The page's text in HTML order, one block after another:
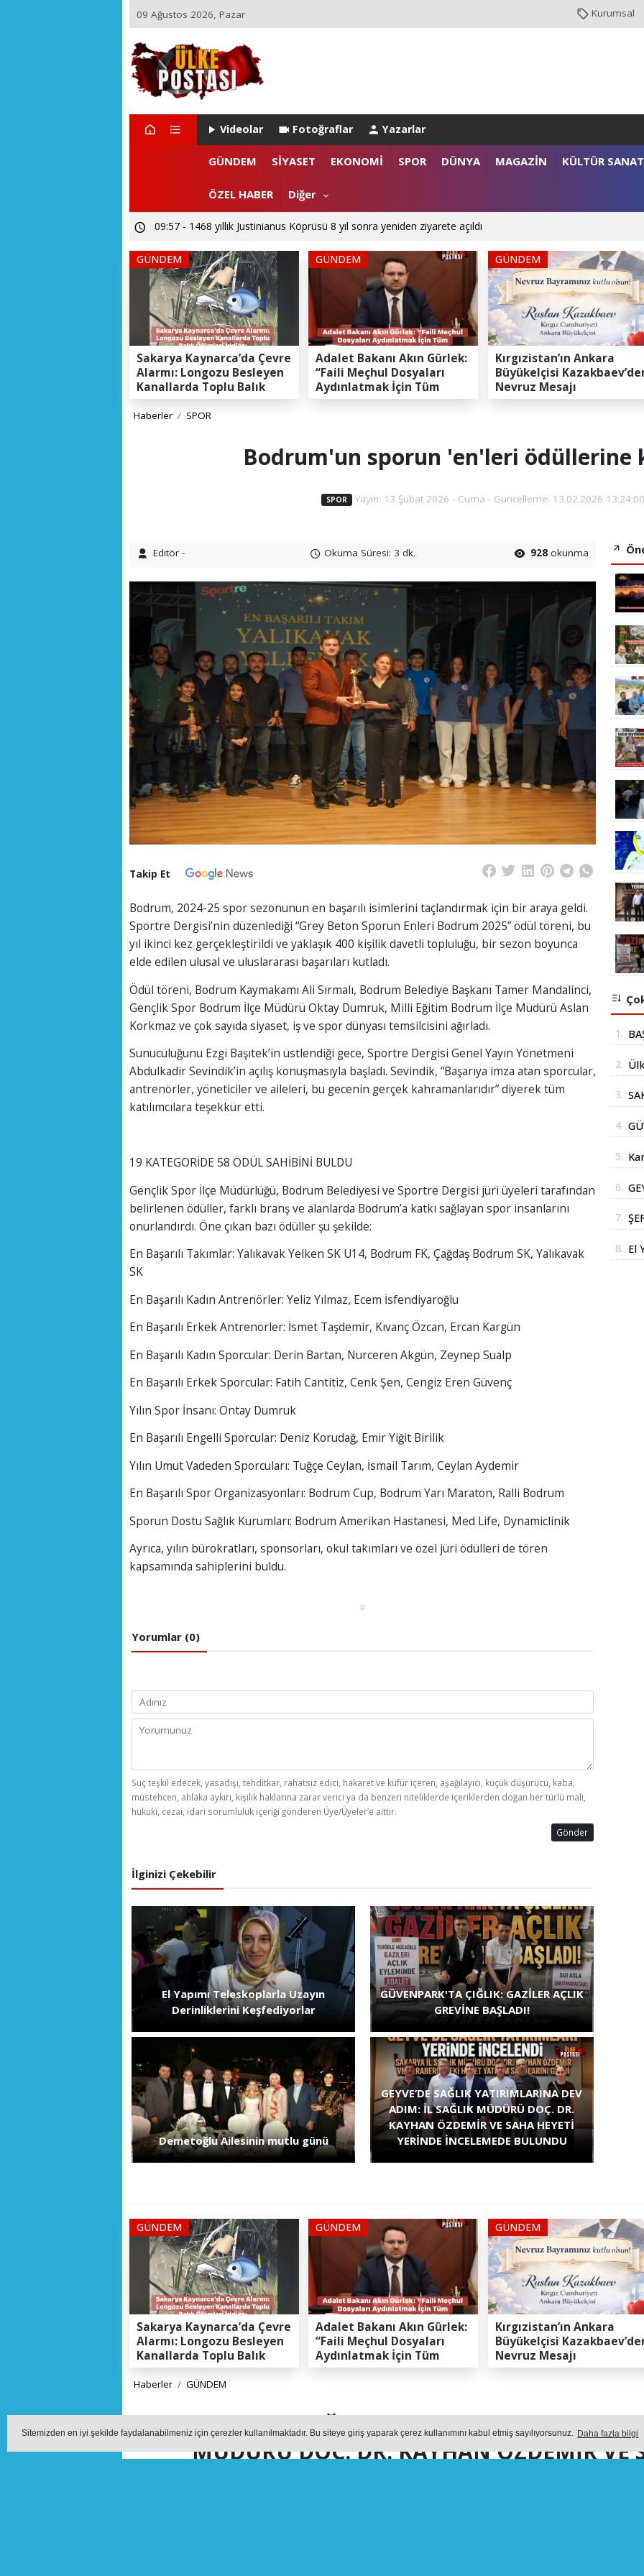
Sitemizden en iyi şekilde faydalanabilmeniz için çerezler kullanılmaktadır. Bu siteye giriş yaparak çerez kullanımını kabul etmiş sayılıyorsunuz. Daha fazla bilgi
09 Ağustos 2026, Pazar Kurumsal
Videolar Fotoğraflar Yazarlar
GÜNDEM SİYASET EKONOMİ SPOR DÜNYA MAGAZİN KÜLTÜR SANAT
ÖZEL HABER Diğer
09:57 - 1468 yıllık Justinianus Köprüsü 8 yıl sonra yeniden ziyarete açıldı
GÜNDEM
Sakarya Kaynarca’da Çevre
Alarmı: Longozu Besleyen
Kanallarda Toplu Balık
Ölümleri Gerçeği
GÜNDEM
Adalet Bakanı Akın Gürlek:
“Faili Meçhul Dosyaları
Aydınlatmak İçin Tüm
Kapasitemizi Seferber
GÜNDEM
Kırgızistan’ın Ankara
Büyükelçisi
Nevruz Mesajı
Haberler SPOR
Bodrum'un sporun 'en'leri ödüllerine
SPOR Yayın: 13 Şubat 2026 - Cuma - Güncelleme: 13.02.2026 13:24:00
Editör - Okuma Süresi: 3 dk. 928 okunma
Takip Et
Bodrum, 2024-25 spor sezonunun en başarılı isimlerini taçlandırmak için bir araya geldi.
Sportre Dergisi’nin düzenlediği “Grey Beton Sporun Enleri Bodrum 2025” ödül töreni, bu
yıl ikinci kez gerçekleştirildi ve yaklaşık 400 kişilik davetli topluluğu, bir sezon boyunca
elde edilen ulusal ve uluslararası başarıları kutladı.
Ödül töreni, Bodrum Kaymakamı Ali Sırmalı, Bodrum Belediye Başkanı Tamer Mandalinci,
Gençlik Spor Bodrum İlçe Müdürü Oktay Dumruk, Milli Eğitim Bodrum İlçe Müdürü Aslan
Korkmaz ve çok sayıda siyaset, iş ve spor dünyası temsilcisini ağırladı.
Sunuculuğunu Ezgi Başıtek’in üstlendiği gece, Sportre Dergisi Genel Yayın Yönetmeni
Abdulkadir Sevindik’in açılış konuşmasıyla başladı. Sevindik, “Başarıya imza atan sporcular,
antrenörler, yöneticiler ve aileleri, bu gecenin gerçek kahramanlarıdır” diyerek tüm
katılımcılara teşekkür etti.
19 KATEGORİDE 58 ÖDÜL SAHİBİNİ BULDU
Gençlik Spor İlçe Müdürlüğü, Bodrum Belediyesi ve Sportre Dergisi jüri üyeleri tarafından
belirlenen ödüller, farklı branş ve alanlarda Bodrum’a katkı sağlayan spor insanlarını
onurlandırdı. Öne çıkan bazı ödüller şu şekilde:
En Başarılı Takımlar: Yalıkavak Yelken SK U14, Bodrum FK, Çağdaş Bodrum SK, Yalıkavak
SK
En Başarılı Kadın Antrenörler: Yeliz Yılmaz, Ecem İsfendiyaroğlu
En Başarılı Erkek Antrenörler: İsmet Taşdemir, Kıvanç Özcan, Ercan Kargün
En Başarılı Kadın Sporcular: Derin Bartan, Nurceren Akgün, Zeynep Sualp
En Başarılı Erkek Sporcular: Fatih Cantitiz, Cenk Şen, Cengiz Eren Güvenç
Yılın Spor İnsanı: Ontay Dumruk
En Başarılı Engelli Sporcular: Deniz Korudağ, Emir Yiğit Birilik
Yılın Umut Vadeden Sporcuları: Tuğçe Ceylan, İsmail Tarım, Ceylan Aydemir
En Başarılı Spor Organizasyonları: Bodrum Cup, Bodrum Yarı Maraton, Ralli Bodrum
Sporun Dostu Sağlık Kurumları: Bodrum Amerikan Hastanesi, Med Life, Dynamiclinik
Ayrıca, yılın bürokratları, sponsorları, okul takımları ve özel jüri ödülleri de tören
kapsamında sahiplerini buldu.
#
Yorumlar (0)
Suç teşkil edecek, yasadışı, tehditkar, rahatsız edici, hakaret ve küfür içeren, aşağılayıcı, küçük düşürücü, kaba,
müstehcen, ahlaka aykırı, kişilik haklarına zarar verici ya da benzeri niteliklerde içeriklerden doğan her türlü mali,
hukuki, cezai, idari sorumluluk içeriği gönderen Üye/Üyeler’e aittir.
Gönder
İlginizi Çekebilir
El Yapımı Teleskoplarla Uzayın
Derinliklerini Keşfediyorlar
GÜVENPARK'TA ÇIĞLIK: GAZİLER AÇLIK
GREVİNE BAŞLADI!
Demetoğlu Ailesinin mutlu günü
GEYVE’DE SAĞLIK YATIRIMLARINA DEV
ADIM: İL SAĞLIK MÜDÜRÜ DOÇ. DR.
KAYHAN ÖZDEMİR VE SAHA HEYETİ
YERİNDE İNCELEMEDE BULUNDU
1.
2.
3.
4.
5.
6.
7.
8. El
GÜNDEM
Sakarya Kaynarca’da Çevre
Alarmı: Longozu Besleyen
Kanallarda Toplu Balık
Ölümleri Gerçeği
GÜNDEM
Adalet Bakanı Akın Gürlek:
“Faili Meçhul Dosyaları
Aydınlatmak İçin Tüm
Kapasitemizi Seferber
GÜNDEM
Kırgızistan’ın Ankara
Büyükelçisi
Nevruz Mesajı
Haberler GÜNDEM
GEYVE’DE SAĞLIK YATIRIMLARINA DEV
MÜDÜRÜ DOÇ. DR. KAYHAN ÖZDEMİR VE